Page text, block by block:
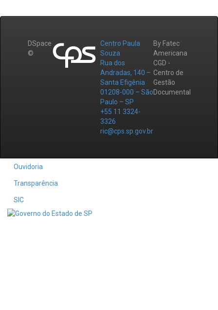
DSpace
©
Centro Paula
Souza
Rua dos
Andradas, 140 –
Santa Efigênia
01208-000 – São
Paulo – SP
+55 11 3324-
3326
ric@cps.sp.gov.br
By Fatec
Americana
CGD -
Centro de
Gestão
Documental
Ouvidoria
Transparência
SIC